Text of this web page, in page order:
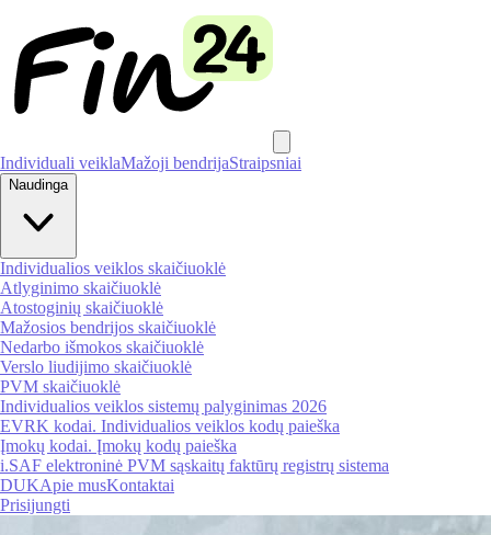
Individuali veiklaMažoji bendrijaStraipsniai
Naudinga
Individualios veiklos skaičiuoklė
Atlyginimo skaičiuoklė
Atostoginių skaičiuoklė
Mažosios bendrijos skaičiuoklė
Nedarbo išmokos skaičiuoklė
Verslo liudijimo skaičiuoklė
PVM skaičiuoklė
Individualios veiklos sistemų palyginimas 2026
EVRK kodai. Individualios veiklos kodų paieška
Įmokų kodai. Įmokų kodų paieška
i.SAF elektroninė PVM sąskaitų faktūrų registrų sistema
DUKApie musKontaktai
Prisijungti